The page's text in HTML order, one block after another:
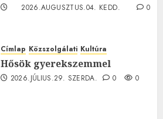
2026.AUGUSZTUS.04. KEDD.
0
Címlap Közszolgálati Kultúra
Hősök gyerekszemmel
2026.JÚLIUS.29. SZERDA. 0 0